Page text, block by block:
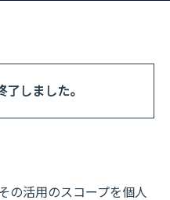
しました。
の活用のスコープを個人